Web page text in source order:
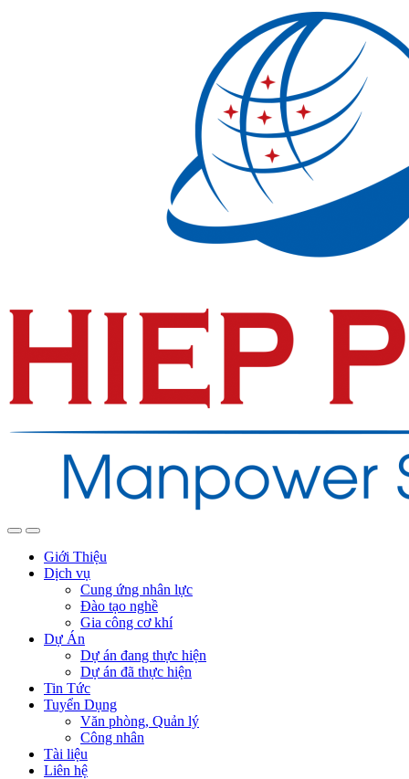
Giới Thiệu
Dịch vụ
Cung ứng nhân lực
Đào tạo nghề
Gia công cơ khí
Dự Án
Dự án đang thực hiện
Dự án đã thực hiện
Tin Tức
Tuyển Dụng
Văn phòng, Quản lý
Công nhân
Tài liệu
Liên hệ